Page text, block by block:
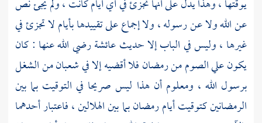
يوقتها ، وهذا يدل على أنها تجزئ في أي أيام كانت ، ولم يجئ نص
عن الله ولا عن رسوله ، ولا إجماع على تقييدها بأيام لا تجزئ في
غيرها ، وليس في الباب إلا حديثعائشةرضي الله عنها : كان
يكون علي الصوم من رمضان فلا أقضيه إلا في شعبان من الشغل
برسول الله ، ومعلوم أن هذا ليس صريحا في التوقيت بما بين
الرمضانين كتوقيت أيام رمضان بما بين الهلالين ، فاعتبار أحدهما